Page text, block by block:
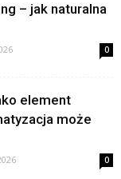
– jak naturalna
0
element
może
0